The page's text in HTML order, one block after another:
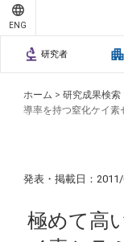
ENG
研究者
ホーム >研究成果検索
導率を持つ窒化ケイ素
発表・掲載日：
極めて高